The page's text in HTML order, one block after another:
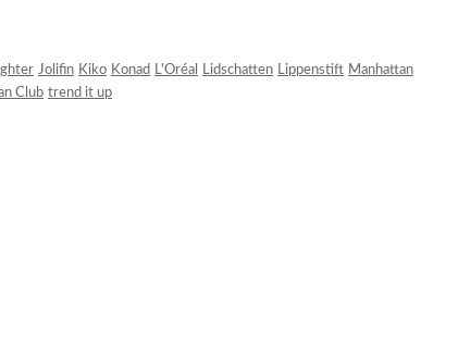
Jolifin Kiko Konad L'Oréal Lidschatten Lippenstift Manhattan
Club trend it up